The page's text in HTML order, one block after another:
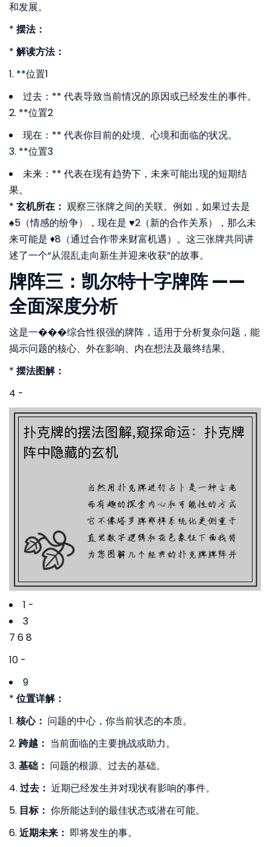
和发展。
* 摆法：
* 解读方法：
1. **位置1
过去：** 代表导致当前情况的原因或已经发生的事件。
2. **位置2
现在：** 代表你目前的处境、心境和面临的状况。
3. **位置3
未来：** 代表在现有趋势下，未来可能出现的短期结
果。
* 玄机所在： 观察三张牌之间的关联。例如，如果过去是
♠️5（情感的纷争），现在是 ♥️2（新的合作关系），那么未
来可能是 ♦️8（通过合作带来财富机遇）。这三张牌共同讲
述了一个“从混乱走向新生并迎来收获”的故事。
牌阵三：凯尔特十字牌阵 ——
全面深度分析
这是一���综合性很强的牌阵，适用于分析复杂问题，能
揭示问题的核心、外在影响、内在想法及最终结果。
* 摆法图解：
4 -
1 -
3
7 6 8
10 -
9
* 位置详解：
1. 核心： 问题的中心，你当前状态的本质。
2. 跨越： 当前面临的主要挑战或助力。
3. 基础： 问题的根源、过去的基础。
4. 过去： 近期已经发生并对现状有影响的事件。
5. 目标： 你所能达到的最佳状态或潜在可能。
6. 近期未来： 即将发生的事。